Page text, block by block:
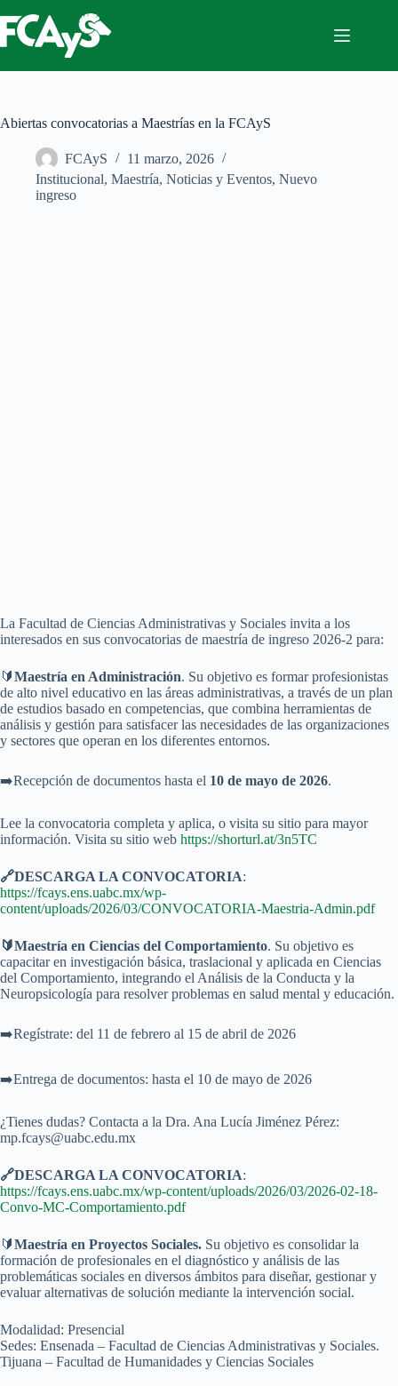
al
contenido
Abiertas convocatorias a Maestrías en la FCAyS
FCAyS
11 marzo, 2026
Institucional, Maestría, Noticias y Eventos, Nuevo
ingreso
La Facultad de Ciencias Administrativas y Sociales invita a los
interesados en sus convocatorias de maestría de ingreso 2026-2 para:
🔰Maestría en Administración. Su objetivo es formar profesionistas
de alto nivel educativo en las áreas administrativas, a través de un plan
de estudios basado en competencias, que combina herramientas de
análisis y gestión para satisfacer las necesidades de las organizaciones
y sectores que operan en los diferentes entornos.
➡️Recepción de documentos hasta el 10 de mayo de 2026.
Lee la convocatoria completa y aplica, o visita su sitio para mayor
información. Visita su sitio web https://shorturl.at/3n5TC
🔗DESCARGA LA CONVOCATORIA:
https://fcays.ens.uabc.mx/wp-
content/uploads/2026/03/CONVOCATORIA-Maestria-Admin.pdf
🔰Maestría en Ciencias del Comportamiento. Su objetivo es
capacitar en investigación básica, traslacional y aplicada en Ciencias
del Comportamiento, integrando el Análisis de la Conducta y la
Neuropsicología para resolver problemas en salud mental y educación.
➡️Regístrate: del 11 de febrero al 15 de abril de 2026
➡️Entrega de documentos: hasta el 10 de mayo de 2026
¿Tienes dudas? Contacta a la Dra. Ana Lucía Jiménez Pérez:
mp.fcays@uabc.edu.mx
🔗DESCARGA LA CONVOCATORIA:
https://fcays.ens.uabc.mx/wp-content/uploads/2026/03/2026-02-18-
Convo-MC-Comportamiento.pdf
🔰Maestría en Proyectos Sociales. Su objetivo es consolidar la
formación de profesionales en el diagnóstico y análisis de las
problemáticas sociales en diversos ámbitos para diseñar, gestionar y
evaluar alternativas de solución mediante la intervención social.
Modalidad: Presencial
Sedes: Ensenada – Facultad de Ciencias Administrativas y Sociales.
Tijuana – Facultad de Humanidades y Ciencias Sociales